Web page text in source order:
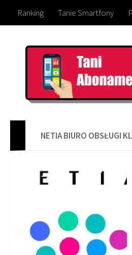
Ranking Tanie Smartfony
NETIA BIURO OBSŁUGI